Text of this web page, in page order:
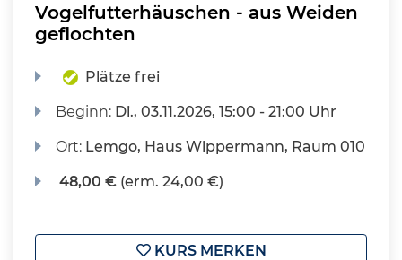
Vogelfutterhäuschen - aus Weiden
geflochten
Plätze frei
Beginn: Di., 03.11.2026, 15:00 - 21:00 Uhr
Ort: Lemgo, Haus Wippermann, Raum 010
48,00 € (erm. 24,00 €)
KURS MERKEN